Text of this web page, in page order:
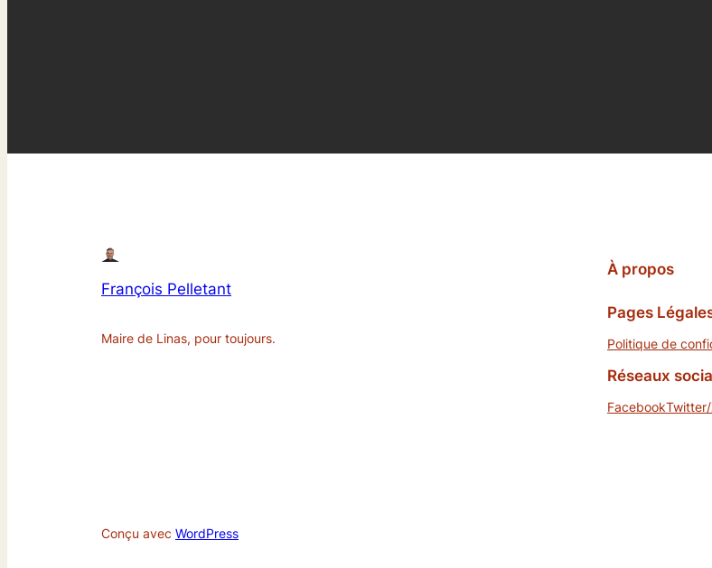
François Pelletant
Maire de Linas, pour toujours.
À propos
Pages
Politique de
Réseaux
Facebook
Conçu avec WordPress